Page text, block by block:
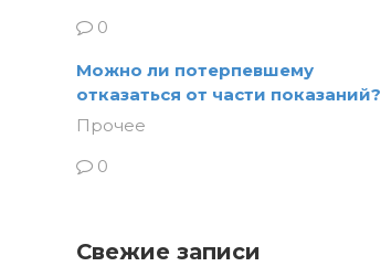
0
Можно ли потерпевшему
отказаться от части показаний?
Прочее
0
Свежие записи